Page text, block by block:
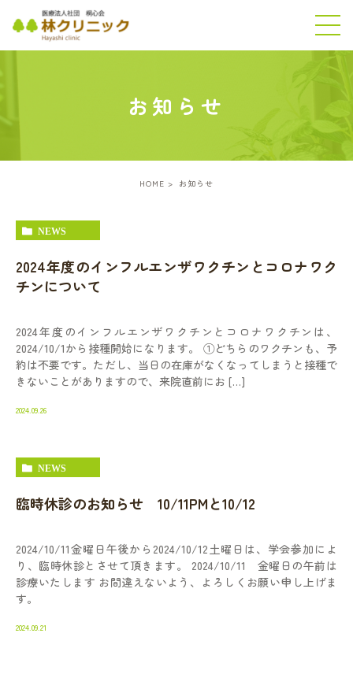
お知らせ
HOME お知らせ
NEWS
2024年度のインフルエンザワクチンとコロナワク
チンについて
2024年度のインフルエンザワクチンとコロナワクチンは、
2024/10/1から接種開始になります。 ①どちらのワクチンも、予
約は不要です。ただし、当日の在庫がなくなってしまうと接種で
きないことがありますので、来院直前にお […]
2024.09.26
NEWS
臨時休診のお知らせ 10/11PMと10/12
2024/10/11金曜日午後から2024/10/12土曜日は、学会参加によ
り、臨時休診とさせて頂きます。 2024/10/11 金曜日の午前は
診療いたします お間違えないよう、よろしくお願い申し上げま
す。
2024.09.21